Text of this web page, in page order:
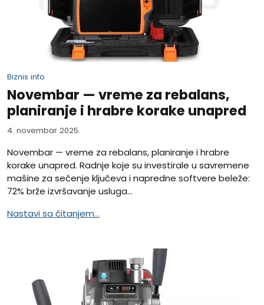
Biznis info
Novembar — vreme za rebalans,
planiranje i hrabre korake unapred
4. novembar 2025.
Novembar — vreme za rebalans, planiranje i hrabre
korake unapred. Radnje koje su investirale u savremene
mašine za sečenje ključeva i napredne softvere beleže:
72% brže izvršavanje usluga...
Nastavi sa čitanjem...